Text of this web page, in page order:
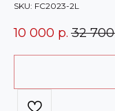
SKU: FC2023-2L
10 000 р. 32 700